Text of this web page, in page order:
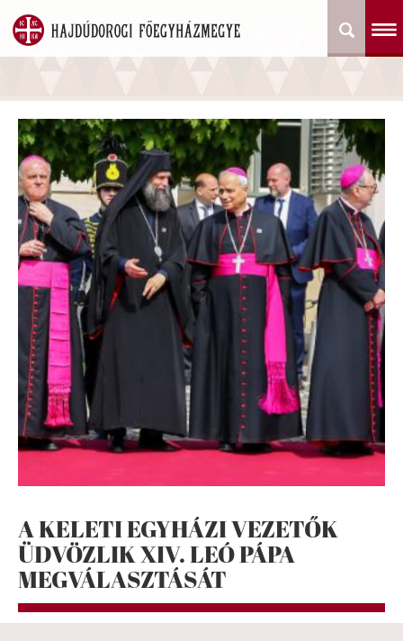
A KELETI EGYHÁZI VEZETŐK
ÜDVÖZLIK XIV. LEÓ PÁPA
MEGVÁLASZTÁSÁT